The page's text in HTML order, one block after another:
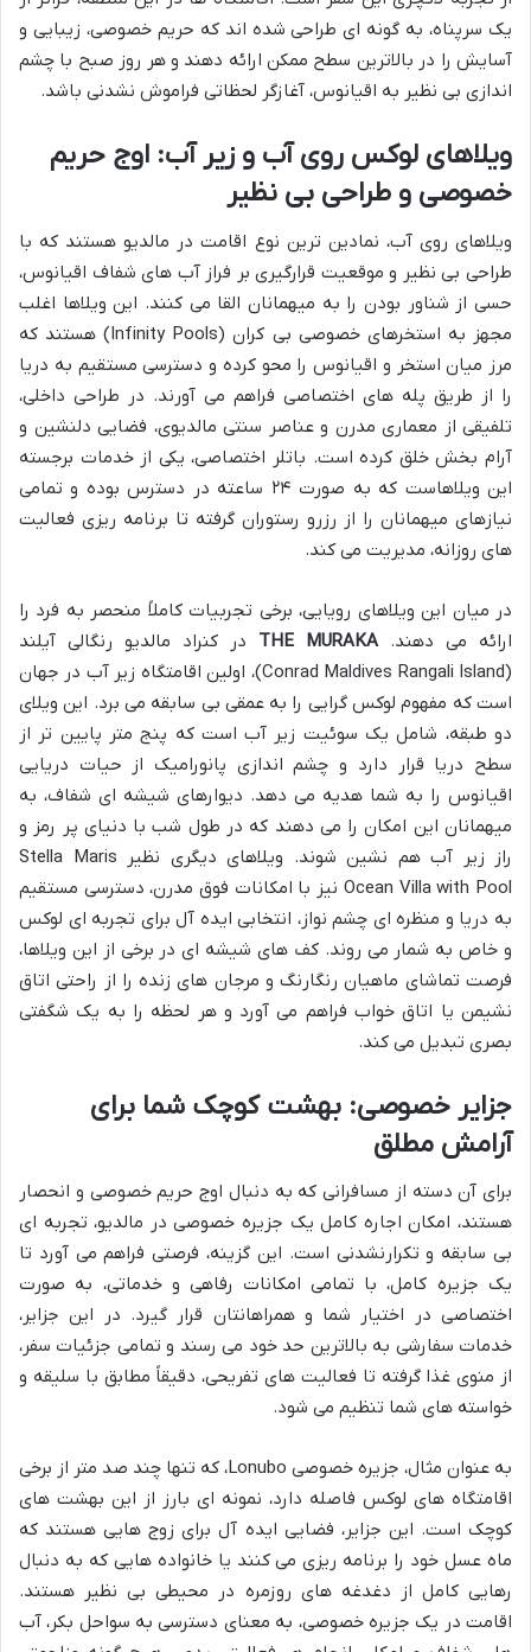
یک سرپناه، به گونه ای طراحی شده اند که حریم خصوصی، زیبایی و
آسایش را در بالاترین سطح ممکن ارائه دهند و هر روز صبح با چشم
اندازی بی نظیر به اقیانوس، آغازگر لحظاتی فراموش نشدنی باشد.
ویلاهای لوکس روی آب و زیر آب: اوج حریم
خصوصی و طراحی بی نظیر
ویلاهای روی آب، نمادین ترین نوع اقامت در مالدیو هستند که با
طراحی بی نظیر و موقعیت قرارگیری بر فراز آب های شفاف اقیانوس،
حسی از شناور بودن را به میهمانان القا می کنند. این ویلاها اغلب
مجهز به استخرهای خصوصی بی کران (Infinity Pools) هستند که
مرز میان استخر و اقیانوس را محو کرده و دسترسی مستقیم به دریا
را از طریق پله های اختصاصی فراهم می آورند. در طراحی داخلی،
تلفیقی از معماری مدرن و عناصر سنتی مالدیوی، فضایی دلنشین و
آرام بخش خلق کرده است. باتلر اختصاصی، یکی از خدمات برجسته
این ویلاهاست که به صورت ۲۴ ساعته در دسترس بوده و تمامی
نیازهای میهمانان را از رزرو رستوران گرفته تا برنامه ریزی فعالیت
های روزانه، مدیریت می کند.
در میان این ویلاهای رویایی، برخی تجربیات کاملاً منحصر به فرد را
ارائه می دهند.THE MURAKA در کنراد مالدیو رنگالی آیلند
(Conrad Maldives Rangali Island)، اولین اقامتگاه زیر آب در جهان
است که مفهوم لوکس گرایی را به عمقی بی سابقه می برد. این ویلای
دو طبقه، شامل یک سوئیت زیر آب است که پنج متر پایین تر از
سطح دریا قرار دارد و چشم اندازی پانورامیک از حیات دریایی
اقیانوس را به شما هدیه می دهد. دیوارهای شیشه ای شفاف، به
میهمانان این امکان را می دهند که در طول شب با دنیای پر رمز و
راز زیر آب هم نشین شوند. ویلاهای دیگری نظیر Stella Maris
Ocean Villa with Pool نیز با امکانات فوق مدرن، دسترسی مستقیم
به دریا و منظره ای چشم نواز، انتخابی ایده آل برای تجربه ای لوکس
و خاص به شمار می روند. کف های شیشه ای در برخی از این ویلاها،
فرصت تماشای ماهیان رنگارنگ و مرجان های زنده را از راحتی اتاق
نشیمن یا اتاق خواب فراهم می آورد و هر لحظه را به یک شگفتی
بصری تبدیل می کند.
جزایر خصوصی: بهشت کوچک شما برای
آرامش مطلق
برای آن دسته از مسافرانی که به دنبال اوج حریم خصوصی و انحصار
هستند، امکان اجاره کامل یک جزیره خصوصی در مالدیو، تجربه ای
بی سابقه و تکرارنشدنی است. این گزینه، فرصتی فراهم می آورد تا
یک جزیره کامل، با تمامی امکانات رفاهی و خدماتی، به صورت
اختصاصی در اختیار شما و همراهانتان قرار گیرد. در این جزایر،
خدمات سفارشی به بالاترین حد خود می رسند و تمامی جزئیات سفر،
از منوی غذا گرفته تا فعالیت های تفریحی، دقیقاً مطابق با سلیقه و
خواسته های شما تنظیم می شود.
به عنوان مثال، جزیره خصوصی Lonubo، که تنها چند صد متر از برخی
اقامتگاه های لوکس فاصله دارد، نمونه ای بارز از این بهشت های
کوچک است. این جزایر، فضایی ایده آل برای زوج هایی هستند که
ماه عسل خود را برنامه ریزی می کنند یا خانواده هایی که به دنبال
رهایی کامل از دغدغه های روزمره در محیطی بی نظیر هستند.
اقامت در یک جزیره خصوصی، به معنای دسترسی به سواحل بکر، آب